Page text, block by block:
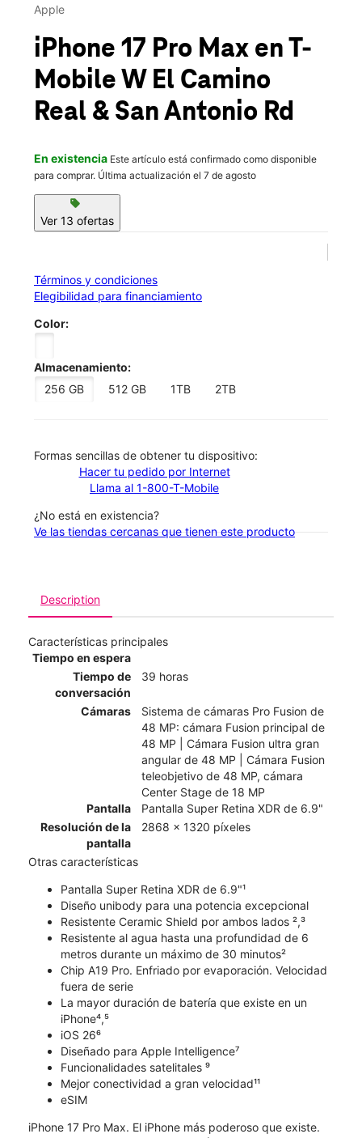
Vie.:
2590 W El Camino Real Ste 11 Mountain View, CA 94040
Apple
iPhone 17 Pro Max en T-
Mobile W El Camino
Real & San Antonio Rd
En existencia Este artículo está confirmado como disponible
para comprar. Última actualización el 7 de agosto
sell
Ver 13 ofertas
Términos y condiciones
Elegibilidad para financiamiento
Color:
Almacenamiento:
256 GB
512 GB 1TB 2TB
​​​​​​​Formas sencillas de obtener tu dispositivo:
Hacer tu pedido por Internet
Llama al 1-800-T-Mobile
¿No está en existencia?
Ve las tiendas cercanas que tienen este producto
Description
Características principales
Tiempo en espera
Tiempo de
conversación
39 horas
Cámaras
Sistema de cámaras Pro Fusion de
48 MP: cámara Fusion principal de
48 MP | Cámara Fusion ultra gran
angular de 48 MP | Cámara Fusion
teleobjetivo de 48 MP, cámara
Center Stage de 18 MP
Pantalla
Pantalla Super Retina XDR de 6.9"
Resolución de la
pantalla
2868 x 1320 píxeles
Otras características
Pantalla Super Retina XDR de 6.9"¹
Diseño unibody para una potencia excepcional
Resistente Ceramic Shield por ambos lados ²,³
Resistente al agua hasta una profundidad de 6
metros durante un máximo de 30 minutos²
Chip A19 Pro. Enfriado por evaporación. Velocidad
fuera de serie
La mayor duración de batería que existe en un
iPhone⁴,⁵
iOS 26⁶
Diseñado para Apple Intelligence⁷
Funcionalidades satelitales ⁹
Mejor conectividad a gran velocidad¹¹
eSIM
iPhone 17 Pro Max. El iPhone más poderoso que existe.